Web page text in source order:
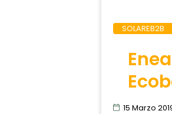
SOLAREB2B
15 Marzo